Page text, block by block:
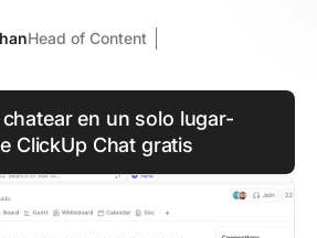
Head of Content
en un solo lugar-
ClickUp Chat gratis